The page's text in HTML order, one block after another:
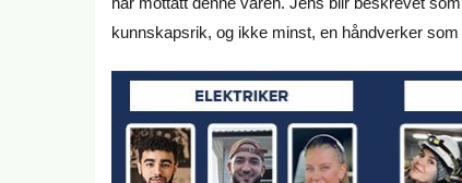
kunnskapsrik, og ikke minst, en håndverker